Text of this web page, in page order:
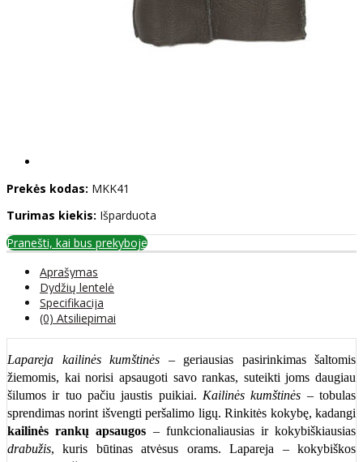
Prekės kodas: MKK41
Turimas kiekis: Išparduota
Pranešti, kai bus prekyboje
Aprašymas
Dydžių lentelė
Specifikacija
(0) Atsiliepimai
Lapareja kailinės kumštinės – geriausias pasirinkimas šaltomis
žiemomis, kai norisi apsaugoti savo rankas, suteikti joms daugiau
šilumos ir tuo pačiu jaustis puikiai. Kailinės kumštinės – tobulas
sprendimas norint išvengti peršalimo ligų. Rinkitės kokybę, kadangi
kailinės rankų apsaugos – funkcionaliausias ir kokybiškiausias
drabužis, kuris būtinas atvėsus orams. Lapareja – kokybiškos